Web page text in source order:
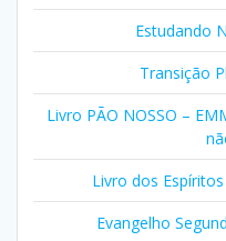
Estudando
Transição
Livro PÃO NOSSO –
Livro dos
Evangelho